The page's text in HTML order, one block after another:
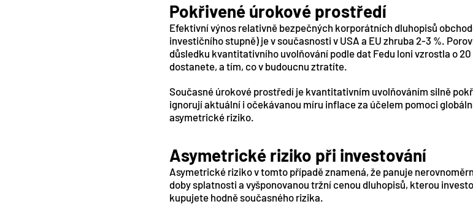
Pokřivené úrokové prostředí
Efektivní výnos relativně bezpečných korporátních dluhopisů
investičního stupně) je v současnosti v USA a EU zhruba 2-3 %.
důsledku kvantitativního uvolňování podle dat Fedu loni vzrostla o
dostanete, a tím, co v budoucnu ztratíte.
Současné úrokové prostředí je kvantitativním uvolňováním silně
ignorují aktuální i očekávanou míru inflace za účelem pomoci
asymetrické riziko.
Asymetrické riziko při investování
Asymetrické riziko v tomto případě znamená, že panuje
doby splatnosti a vyšponovanou tržní cenou dluhopisů, kterou
kupujete hodně současného rizika.